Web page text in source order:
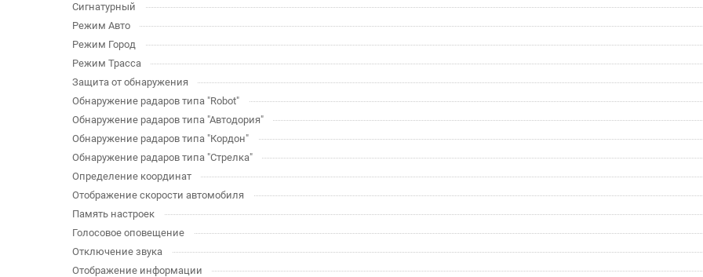
Сигнатурный
Режим Авто
Режим Город
Режим Трасса
Защита от обнаружения
Обнаружение радаров типа "Robot"
Обнаружение радаров типа "Автодория"
Обнаружение радаров типа "Кордон"
Обнаружение радаров типа "Стрелка"
Определение координат
Отображение скорости автомобиля
Память настроек
Голосовое оповещение
Отключение звука
Отображение информации